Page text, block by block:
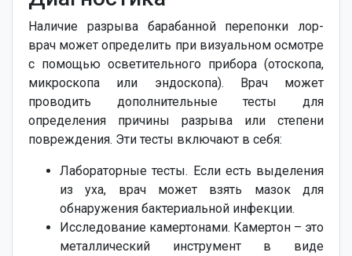
Наличие разрыва барабанной перепонки лор-
врач может определить при визуальном осмотре
с помощью осветительного прибора (отоскопа,
микроскопа или эндоскопа). Врач может
проводить дополнительные тесты для
определения причины разрыва или степени
повреждения. Эти тесты включают в себя:
Лабораторные тесты. Если есть выделения
из уха, врач может взять мазок для
обнаружения бактериальной инфекции.
Исследование камертонами. Камертон – это
металлический инструмент в виде